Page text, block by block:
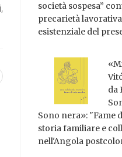
società sospesa”
precarietà
esistenziale del
da
Sono nera»: "Fame
storia familiare e
nell'Angola